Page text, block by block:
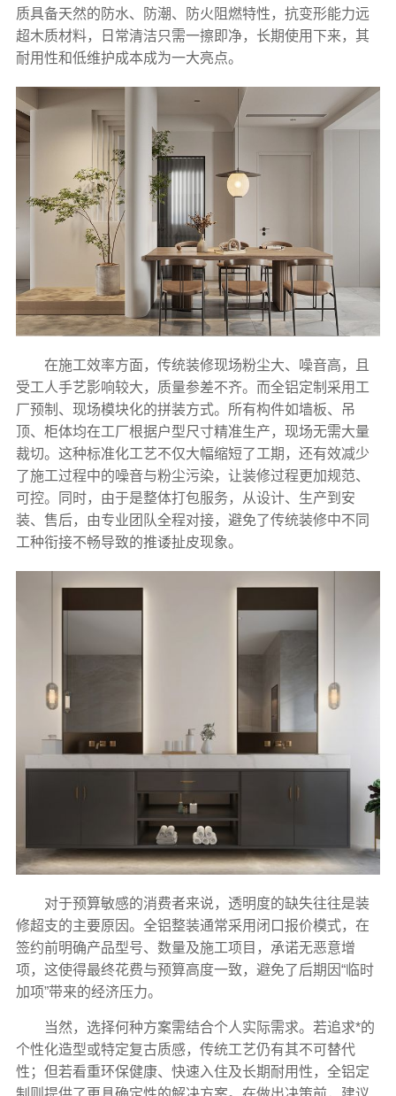
质具备天然的防水、防潮、防火阻燃特性，抗变形能力远
超木质材料，日常清洁只需一擦即净，长期使用下来，其
耐用性和低维护成本成为一大亮点。
在施工效率方面，传统装修现场粉尘大、噪音高，且
受工人手艺影响较大，质量参差不齐。而全铝定制采用工
厂预制、现场模块化的拼装方式。所有构件如墙板、吊
顶、柜体均在工厂根据户型尺寸精准生产，现场无需大量
裁切。这种标准化工艺不仅大幅缩短了工期，还有效减少
了施工过程中的噪音与粉尘污染，让装修过程更加规范、
可控。同时，由于是整体打包服务，从设计、生产到安
装、售后，由专业团队全程对接，避免了传统装修中不同
工种衔接不畅导致的推诿扯皮现象。
对于预算敏感的消费者来说，透明度的缺失往往是装
修超支的主要原因。全铝整装通常采用闭口报价模式，在
签约前明确产品型号、数量及施工项目，承诺无恶意增
项，这使得最终花费与预算高度一致，避免了后期因“临时
加项”带来的经济压力。
当然，选择何种方案需结合个人实际需求。若追求*的
个性化造型或特定复古质感，传统工艺仍有其不可替代
性；但若看重环保健康、快速入住及长期耐用性，全铝定